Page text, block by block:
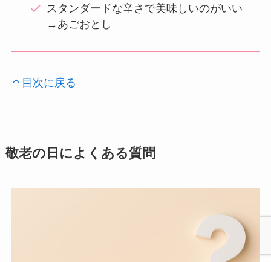
スタンダードな辛さで美味しいのがいい
→あごおとし
目次に戻る
敬老の日によくある質問